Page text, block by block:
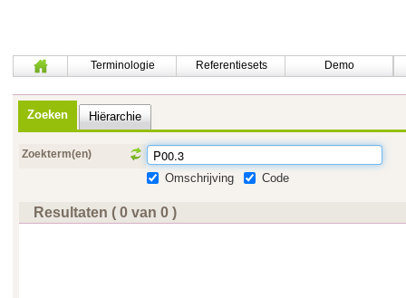
Terminologie Referentiesets Demo
Zoeken Hiërarchie
Zoekterm(en)
Omschrijving Code
Resultaten ( 0 van 0 )